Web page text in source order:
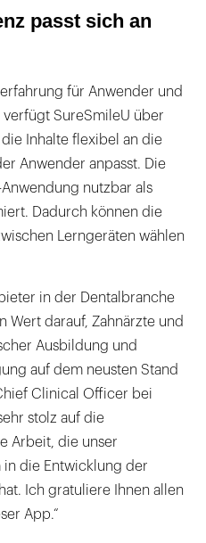
passt sich an
für Anwender und
SureSmileU über
Inhalte flexibel an die
Anwender anpasst. Die
nutzbar als
Dadurch können die
Lerngeräten wählen
in der Dentalbranche
Wert darauf, Zahnärzte und
Ausbildung und
auf dem neusten Stand
Clinical Officer bei
stolz auf die
Arbeit, die unser
in die Entwicklung der
Ich gratuliere Ihnen allen
App.“